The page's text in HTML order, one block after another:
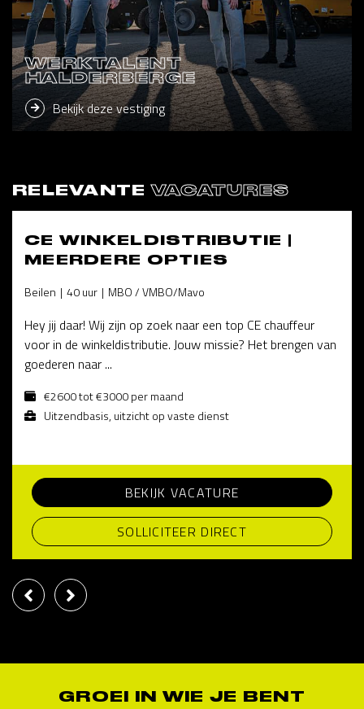
WERKTALENT
HALDERBERGE
Bekijk deze vestiging
RELEVANTEVACATURES
CE WINKELDISTRIBUTIE |
MEERDERE OPTIES
Beilen 40 uur MBO / VMBO/Mavo
Hey jij daar! Wij zijn op zoek naar een top CE chauffeur
voor in de winkeldistributie. Jouw missie? Het brengen van
goederen naar ...
€2600 tot €3000 per maand
Uitzendbasis, uitzicht op vaste dienst
BEKIJK VACATURE
SOLLICITEER DIRECT
GROEI IN WIE JE BENT